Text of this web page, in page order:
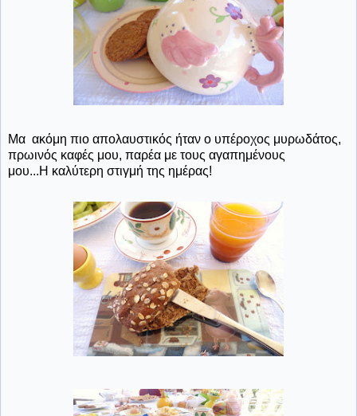
Μα ακόμη πιο απολαυστικός ήταν ο υπέροχος μυρωδάτος,
πρωινός καφές μου, παρέα με τους αγαπημένους
μου...Η καλύτερη στιγμή της ημέρας!